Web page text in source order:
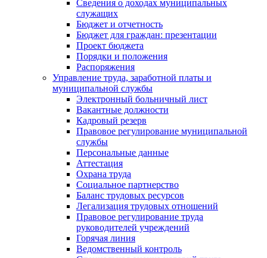
Сведения о доходах муниципальных
служащих
Бюджет и отчетность
Бюджет для граждан: презентации
Проект бюджета
Порядки и положения
Распоряжения
Управление труда, заработной платы и
муниципальной службы
Электронный больничный лист
Вакантные должности
Кадровый резерв
Правовое регулирование муниципальной
службы
Персональные данные
Аттестация
Охрана труда
Социальное партнерство
Баланс трудовых ресурсов
Легализация трудовых отношений
Правовое регулирование труда
руководителей учреждений
Горячая линия
Ведомственный контроль